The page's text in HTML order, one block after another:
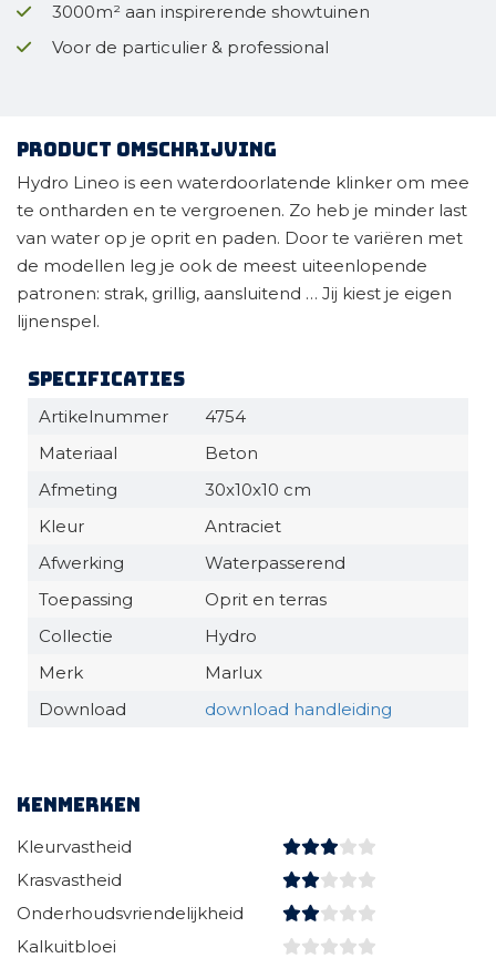
3000m² aan inspirerende showtuinen
Voor de particulier & professional
Product omschrijving
Hydro Lineo is een waterdoorlatende klinker om mee
te ontharden en te vergroenen. Zo heb je minder last
van water op je oprit en paden. Door te variëren met
de modellen leg je ook de meest uiteenlopende
patronen: strak, grillig, aansluitend … Jij kiest je eigen
lijnenspel.
Specificaties
Artikelnummer
4754
Materiaal
Beton
Afmeting
30x10x10 cm
Kleur
Antraciet
Afwerking
Waterpasserend
Toepassing
Oprit en terras
Collectie
Hydro
Merk
Marlux
Download
download handleiding
Kenmerken
Kleurvastheid
Krasvastheid
Onderhoudsvriendelijkheid
Kalkuitbloei